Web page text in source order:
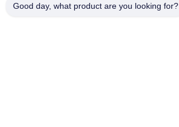
Good day, what product are you looking for?